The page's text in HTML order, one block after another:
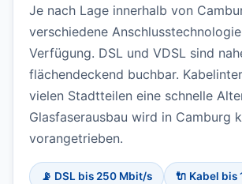
Je nach Lage innerhalb von
verschiedene
Verfügung. DSL und VDSL sind
flächendeckend buchbar.
vielen Stadtteilen eine schnelle
Glasfaserausbau wird in Camburg
vorangetrieben.
📡 DSL bis 250 Mbit/s 🔌 Kabel bis